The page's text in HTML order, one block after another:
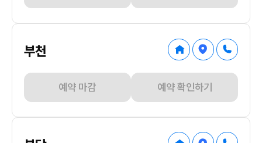
부천
예약 마감 예약 확인하기